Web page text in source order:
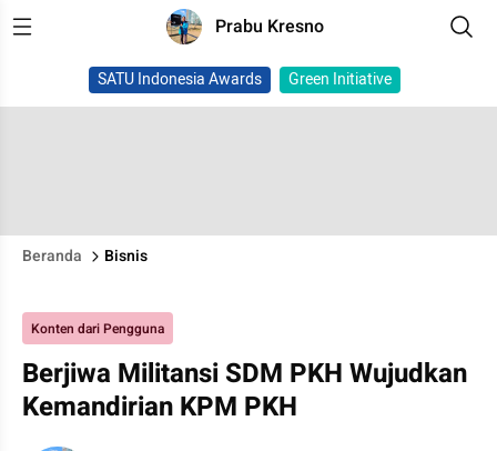
Prabu Kresno
SATU Indonesia Awards Green Initiative
Beranda Bisnis
Konten dari Pengguna
Berjiwa Militansi SDM PKH Wujudkan
Kemandirian KPM PKH